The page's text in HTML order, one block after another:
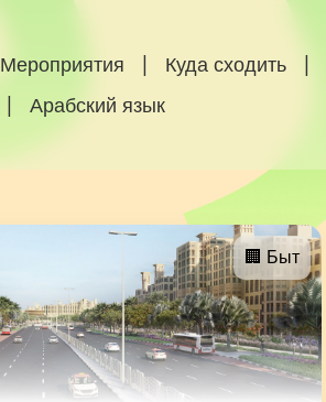
Мероприятия Куда сходить
Арабский язык
🏢 Быт